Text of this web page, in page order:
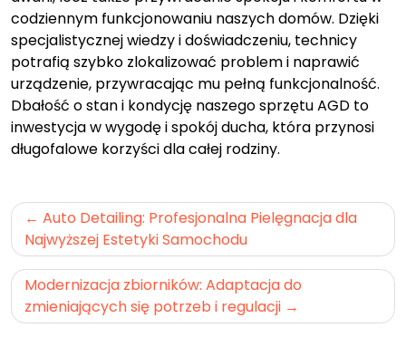
codziennym funkcjonowaniu naszych domów. Dzięki
specjalistycznej wiedzy i doświadczeniu, technicy
potrafią szybko zlokalizować problem i naprawić
urządzenie, przywracając mu pełną funkcjonalność.
Dbałość o stan i kondycję naszego sprzętu AGD to
inwestycja w wygodę i spokój ducha, która przynosi
długofalowe korzyści dla całej rodziny.
Nawigacja
wpisu
Auto Detailing: Profesjonalna Pielęgnacja dla
Najwyższej Estetyki Samochodu
Modernizacja zbiorników: Adaptacja do
zmieniających się potrzeb i regulacji